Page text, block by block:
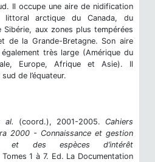
Il occupe une aire de nidification
arctique du Canada, du
Sibérie, aux zones plus tempérées
de la Grande-Bretagne. Son aire
également très large (Amérique du
Europe, Afrique et Asie). Il
de l’équateur.
al. (coord.), 2001-2005. Cahiers
2000 - Connaissance et gestion
et des espèces d’intérêt
Tomes 1 à 7. Ed. La Documentation